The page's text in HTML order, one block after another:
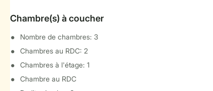
Chambre(s) à coucher
Nombre de chambres: 3
Chambres au RDC: 2
Chambres à l'étage: 1
Chambre au RDC